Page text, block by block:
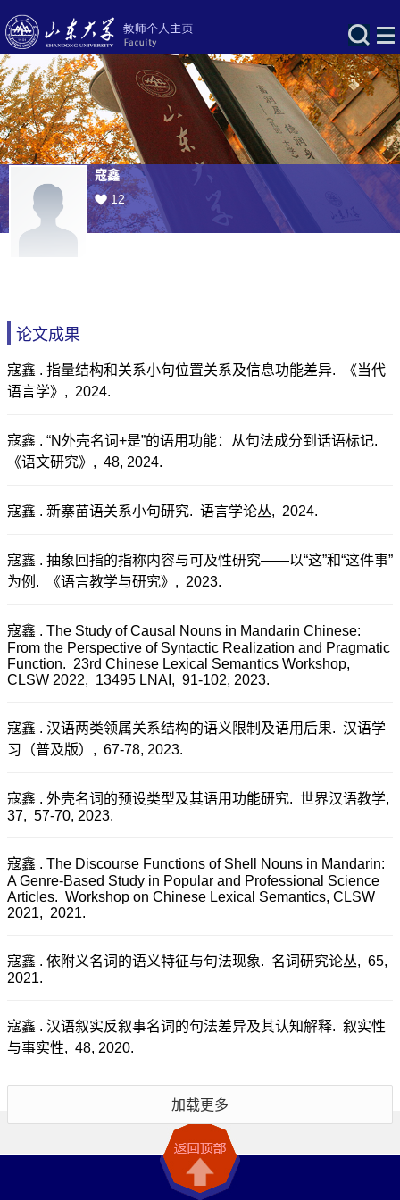
寇鑫
12
论文成果
寇鑫 . 指量结构和关系小句位置关系及信息功能差异. 《当代
语言学》, 2024.
寇鑫 . “N外壳名词+是”的语用功能：从句法成分到话语标记.
《语文研究》, 48, 2024.
寇鑫 . 新寨苗语关系小句研究. 语言学论丛, 2024.
寇鑫 . 抽象回指的指称内容与可及性研究——以“这”和“这件事”
为例. 《语言教学与研究》, 2023.
寇鑫 . The Study of Causal Nouns in Mandarin Chinese:
From the Perspective of Syntactic Realization and Pragmatic
Function. 23rd Chinese Lexical Semantics Workshop,
CLSW 2022, 13495 LNAI, 91-102, 2023.
寇鑫 . 汉语两类领属关系结构的语义限制及语用后果. 汉语学
习（普及版）, 67-78, 2023.
寇鑫 . 外壳名词的预设类型及其语用功能研究. 世界汉语教学,
37, 57-70, 2023.
寇鑫 . The Discourse Functions of Shell Nouns in Mandarin:
A Genre-Based Study in Popular and Professional Science
Articles. Workshop on Chinese Lexical Semantics, CLSW
2021, 2021.
寇鑫 . 依附义名词的语义特征与句法现象. 名词研究论丛, 65,
2021.
寇鑫 . 汉语叙实反叙事名词的句法差异及其认知解释. 叙实性
与事实性, 48, 2020.
加载更多